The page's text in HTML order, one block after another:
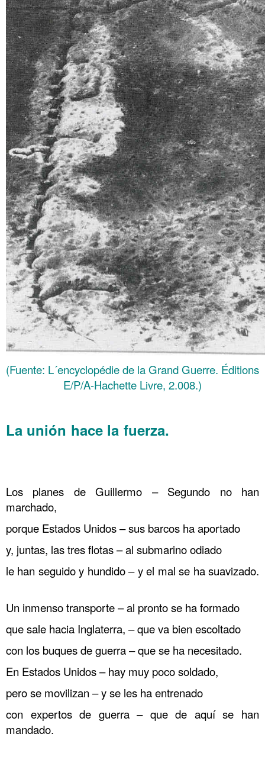
(Fuente: L´encyclopédie de la Grand Guerre. Éditions
E/P/A-Hachette Livre, 2.008.)
La unión hace la fuerza.
Los planes de Guillermo – Segundo no han
marchado,
porque Estados Unidos – sus barcos ha aportado
y, juntas, las tres flotas – al submarino odiado
le han seguido y hundido – y el mal se ha suavizado.
Un inmenso transporte – al pronto se ha formado
que sale hacia Inglaterra, – que va bien escoltado
con los buques de guerra – que se ha necesitado.
En Estados Unidos – hay muy poco soldado,
pero se movilizan – y se les ha entrenado
con expertos de guerra – que de aquí se han
mandado.